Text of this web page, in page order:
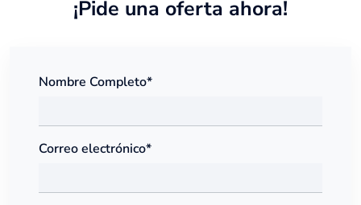
¡Pide una oferta ahora!
Nombre Completo*
Correo electrónico*